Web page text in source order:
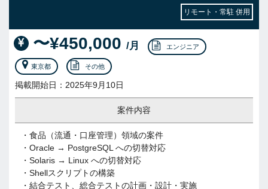
リモート・常駐 併用
〜¥450,000 /月 エンジニア
東京都 その他
掲載開始日：2025年9月10日
案件内容
・食品（流通・口座管理）領域の案件
・Oracle → PostgreSQL への切替対応
・Solaris → Linux への切替対応
・Shellスクリプトの構築
・結合テスト、総合テストの計画・設計・実施